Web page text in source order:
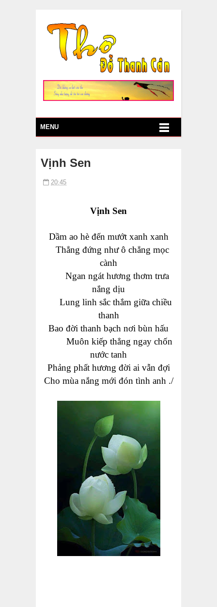
MENU
Vịnh Sen
20:45
Vịnh Sen
Dầm ao hè đến mướt xanh xanh
Thẳng đứng như ô chẳng mọc
cành
Ngan ngát hương thơm trưa
nắng dịu
Lung linh sắc thắm giữa chiều
thanh
Bao đời thanh bạch nơi bùn hấu
Muôn kiếp thẳng ngay chốn
nước tanh
Phảng phất hương đời ai vẫn đợi
Cho mùa nắng mới đón tình anh ./